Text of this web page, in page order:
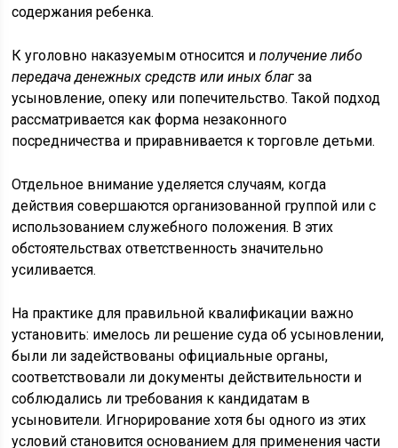
содержания ребенка.
К уголовно наказуемым относится иполучение либо
передача денежных средств или иных благ за
усыновление, опеку или попечительство. Такой подход
рассматривается как форма незаконного
посредничества и приравнивается к торговле детьми.
Отдельное внимание уделяется случаям, когда
действия совершаются организованной группой или с
использованием служебного положения. В этих
обстоятельствах ответственность значительно
усиливается.
На практике для правильной квалификации важно
установить: имелось ли решение суда об усыновлении,
были ли задействованы официальные органы,
соответствовали ли документы действительности и
соблюдались ли требования к кандидатам в
усыновители. Игнорирование хотя бы одного из этих
условий становится основанием для применения части